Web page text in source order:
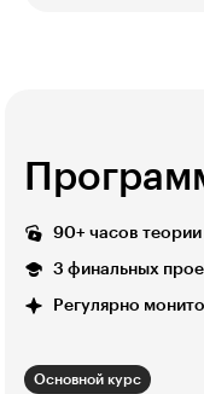
90+ часов теории
3 финальных
Регулярно
Основной курс